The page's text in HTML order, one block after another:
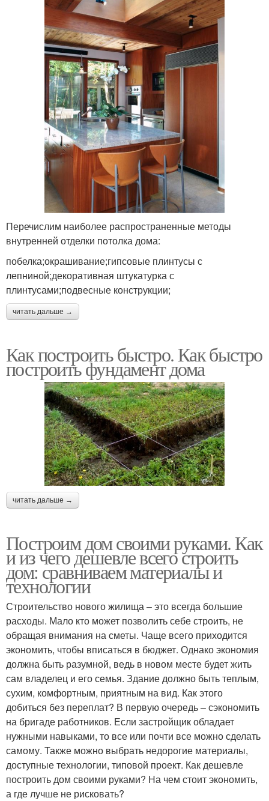
Перечислим наиболее распространенные методы
внутренней отделки потолка дома:
побелка;окрашивание;гипсовые плинтусы с
лепниной;декоративная штукатурка с
плинтусами;подвесные конструкции;
читать дальше →
Как построить быстро. Как быстро
построить фундамент дома
читать дальше →
Построим дом своими руками. Как
и из чего дешевле всего строить
дом: сравниваем материалы и
технологии
Строительство нового жилища – это всегда большие
расходы. Мало кто может позволить себе строить, не
обращая внимания на сметы. Чаще всего приходится
экономить, чтобы вписаться в бюджет. Однако экономия
должна быть разумной, ведь в новом месте будет жить
сам владелец и его семья. Здание должно быть теплым,
сухим, комфортным, приятным на вид. Как этого
добиться без переплат? В первую очередь – сэкономить
на бригаде работников. Если застройщик обладает
нужными навыками, то все или почти все можно сделать
самому. Также можно выбрать недорогие материалы,
доступные технологии, типовой проект. Как дешевле
построить дом своими руками? На чем стоит экономить,
а где лучше не рисковать?